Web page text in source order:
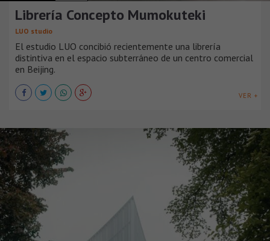
Librería Concepto Mumokuteki
LUO studio
El estudio LUO concibió recientemente una librería
distintiva en el espacio subterráneo de un centro comercial
en Beijing.
VER +